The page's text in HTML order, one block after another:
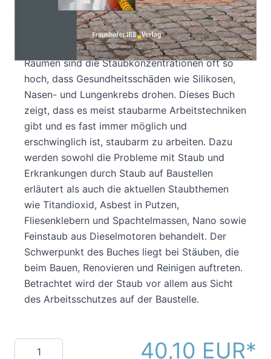
Staub auf Baustellen wird häufig als
unvermeidlich betrachtet, oft kann er jedoch
gefährlich sein. Bei Arbeiten in geschlossenen
Räumen sind die Staubkonzentrationen oft so
hoch, dass Gesundheitsschäden wie Silikosen,
Nasen- und Lungenkrebs drohen. Dieses Buch
zeigt, dass es meist staubarme Arbeitstechniken
gibt und es fast immer möglich und
erschwinglich ist, staubarm zu arbeiten. Dazu
werden sowohl die Probleme mit Staub und
Erkrankungen durch Staub auf Baustellen
erläutert als auch die aktuellen Staubthemen
wie Titandioxid, Asbest in Putzen,
Fliesenklebern und Spachtelmassen, Nano sowie
Feinstaub aus Dieselmotoren behandelt. Der
Schwerpunkt des Buches liegt bei Stäuben, die
beim Bauen, Renovieren und Reinigen auftreten.
Betrachtet wird der Staub vor allem aus Sicht
des Arbeitsschutzes auf der Baustelle.
Menge 40,10 EUR